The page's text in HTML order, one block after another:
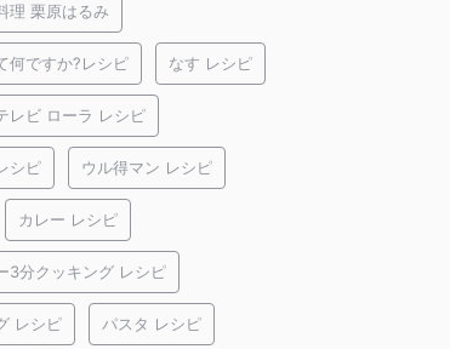
理 栗原はるみ
何ですか?レシピ なす レシピ
レビ ローラ レシピ
シピ ウル得マン レシピ
カレー レシピ
3分クッキング レシピ
レシピ パスタ レシピ